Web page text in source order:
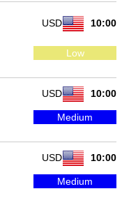
10:00
USD
Low
10:00
USD
Medium
10:00
USD
Medium